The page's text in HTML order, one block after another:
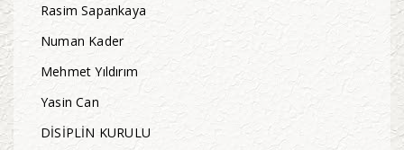
Rasim Sapankaya
Numan Kader
Mehmet Yıldırım
Yasin Can
DİSİPLİN KURULU